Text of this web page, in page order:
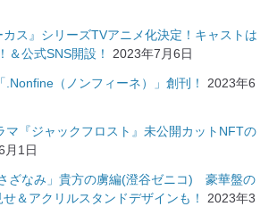
カス』シリーズTVアニメ化決定！キャストは
＆公式SNS開設！
2023年7月6日
.Nonfine（ノンフィーネ）」創刊！
2023年6
マ『ジャックフロスト』未公開カットNFTの
月1日
ざなみ」貴方の虜編(澄谷ゼニコ) 豪華盤の
＆アクリルスタンドデザインも！
2023年3